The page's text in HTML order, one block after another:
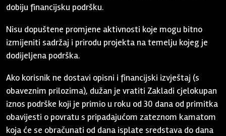
dobiju financijsku podršku.
Nisu dopuštene promjene aktivnosti koje mogu bitno
izmijeniti sadržaj i prirodu projekta na temelju kojeg je
dodijeljena podrška.
Ako korisnik ne dostavi opisni i financijski izvještaj (s
obaveznim prilozima), dužan je vratiti Zakladi cjelokupan
iznos podrške koji je primio u roku od 30 dana od primitka
obavijesti o povratu s pripadajućom zateznom kamatom
koja će se obračunati od dana isplate sredstava do dana